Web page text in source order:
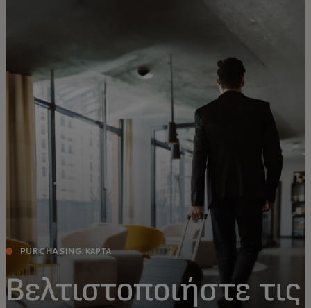
Για επιχειρήσεις
Για τον κόσμο
Για καινοτόμους
PURCHASING ΚΑΡΤΑ
Βελτιστοποιήστε τις